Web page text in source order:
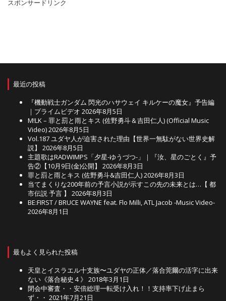
スポンサードリンク
最近の投稿
『機動戦士ガンダム 閃光のハサウェイ キルケーの魔女』予告編
｜プライムビデオ 2026年8月5日
M!LK – 罪と罰と雨とキス (佐野勇斗＆吉田仁人) (Official Music
Video)2026年8月5日
Vol.187 ユダヤ人が迫害された理由【世界一無駄がない世界史解
説】
2026年8月5日
主題歌はRADWIMPS「夕星-ゆうづつ-」｜『汝、星のごとく』予
告②【10月9日(金)公開】
2026年8月3日
罪と罰と雨とキス (佐野勇斗&吉田仁人)2026年8月3日
当てまくりな200年前の予言小説が示すこの先の未来とは…【 都
市伝説 予言 】
2026年8月3日
BE:FIRST / BRUCE WAYNE feat. Flo Milli, ATL Jacob -Music Video-
2026年8月1日
最もよく見られた投稿
天皇とイスラエル十支族〜ユダヤの正体／落合莞爾の活字に出来
ない《落合秘史４》 2018年3月1日
閉会中審査・・安倍総理一転受け入れ！！支持率下げ止まら
ず・・ 2021年7月21日